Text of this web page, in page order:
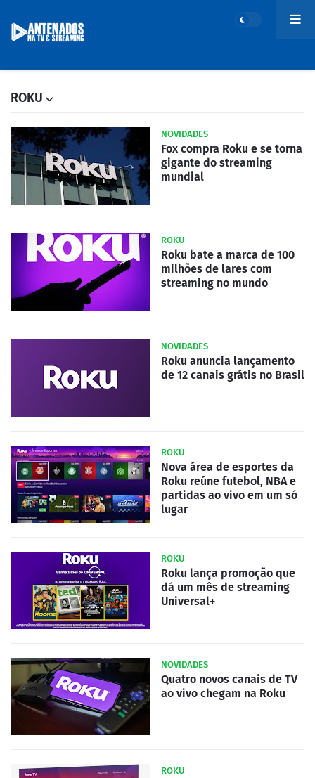
ROKU
NOVIDADES
Fox compra Roku e se torna
gigante do streaming
mundial
ROKU
Roku bate a marca de 100
milhões de lares com
streaming no mundo
NOVIDADES
Roku anuncia lançamento
de 12 canais grátis no Brasil
ROKU
Nova área de esportes da
Roku reúne futebol, NBA e
partidas ao vivo em um só
lugar
ROKU
Roku lança promoção que
dá um mês de streaming
Universal+
NOVIDADES
Quatro novos canais de TV
ao vivo chegam na Roku
ROKU